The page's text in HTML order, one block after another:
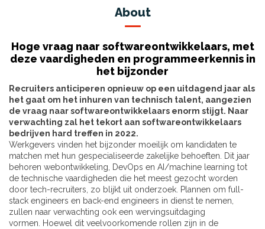
About
Hoge vraag naar softwareontwikkelaars, met
deze vaardigheden en programmeerkennis in
het bijzonder
Recruiters anticiperen opnieuw op een uitdagend jaar als
het gaat om het inhuren van technisch talent, aangezien
de vraag naar softwareontwikkelaars enorm stijgt. Naar
verwachting zal het tekort aan softwareontwikkelaars
bedrijven hard treffen in 2022.
Werkgevers vinden het bijzonder moeilijk om kandidaten te
matchen met hun gespecialiseerde zakelijke behoeften. Dit jaar
behoren webontwikkeling, DevOps en AI/machine learning tot
de technische vaardigheden die het meest gezocht worden
door tech-recruiters, zo blijkt uit onderzoek. Plannen om full-
stack engineers en back-end engineers in dienst te nemen,
zullen naar verwachting ook een wervingsuitdaging
vormen. Hoewel dit veelvoorkomende rollen zijn in de